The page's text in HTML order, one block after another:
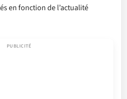
en fonction de l’actualité